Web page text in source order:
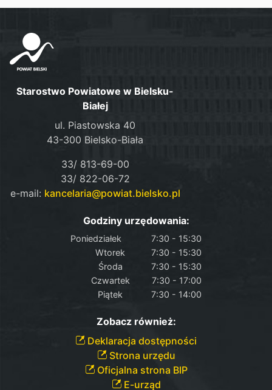
Starostwo Powiatowe w Bielsku-
Białej
ul. Piastowska 40
43-300 Bielsko-Biała
33/ 813-69-00
33/ 822-06-72
e-mail: kancelaria@powiat.bielsko.pl
Godziny urzędowania:
Poniedziałek
7:30 - 15:30
Wtorek
7:30 - 15:30
Środa
7:30 - 15:30
Czwartek
7:30 - 17:00
Piątek
7:30 - 14:00
Zobacz również:
Deklaracja dostępności
Strona urzędu
Oficjalna strona BIP
E-urząd